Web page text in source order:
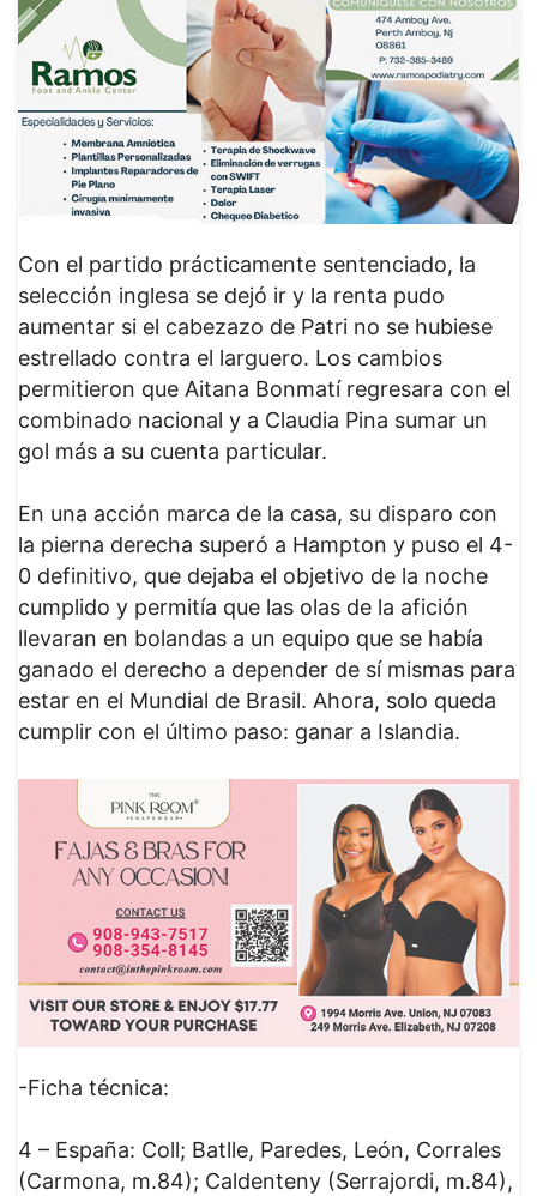
Con el partido prácticamente sentenciado, la
selección inglesa se dejó ir y la renta pudo
aumentar si el cabezazo de Patri no se hubiese
estrellado contra el larguero. Los cambios
permitieron que Aitana Bonmatí regresara con el
combinado nacional y a Claudia Pina sumar un
gol más a su cuenta particular.
En una acción marca de la casa, su disparo con
la pierna derecha superó a Hampton y puso el 4-
0 definitivo, que dejaba el objetivo de la noche
cumplido y permitía que las olas de la afición
llevaran en bolandas a un equipo que se había
ganado el derecho a depender de sí mismas para
estar en el Mundial de Brasil. Ahora, solo queda
cumplir con el último paso: ganar a Islandia.
-Ficha técnica:
4 – España: Coll; Batlle, Paredes, León, Corrales
(Carmona, m.84); Caldenteny (Serrajordi, m.84),